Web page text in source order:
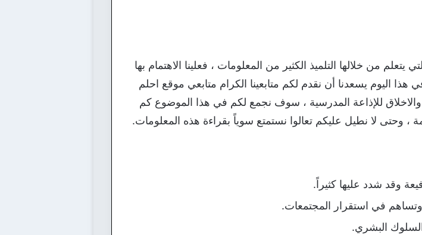
من خلالها التلميذ الكثير من المعلومات ، فعلينا الاهتمام بها
اليوم يسعدنا أن نقدم لكم متابعينا الكرام متابعي موقع احلم
للإذاعة المدرسية ، سوف نجمع لكم في هذا الموضوع كم
وحتى لا نطيل عليكم تعالوا نستمتع سوياً بقراءة هذه المعلومات.
وقد شدد عليها كثيراً.
في استقرار المجتمعات.
السلوك البشري.